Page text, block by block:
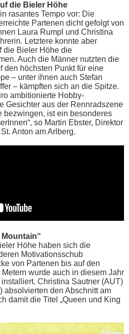
die Bieler Höhe
rasantes Tempo vor: Die
Partenen dicht gefolgt von
Laura Rumpl und Christina
Letztere konnte aber
die Bieler Höhe die
Auch die Männer nutzten die
den höchsten Punkt für eine
– unter ihnen auch Stefan
– kämpften sich an die Spitze.
ambitionierte Hobby-
Gesichter aus der Rennradszene
bezwingen, ist ein besonderes
so Martin Ebster, Direktor
Anton am Arlberg.
Höhe haben sich die
Motivationsschub
von Partenen bis auf den
wurde auch in diesem Jahr
Christina Sautner (AUT)
absolvierten den Abschnitt am
damit die Titel „Queen und King